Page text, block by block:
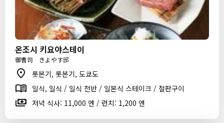
온조시 키요야스테이
御曹司 きよやす邸
롯본기, 롯본기, 도쿄도
일식, 일식 / 일식 전반 / 일본식 스테이크 / 철판구이
저녁 식사: 11,000 엔 / 런치: 1,200 엔